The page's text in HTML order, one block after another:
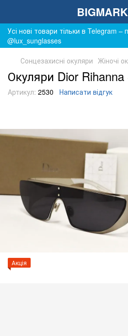
Усі нові товари тільки в Telegram –
@lux_sunglasses
Сонцезахисні окуляри Жіночі
Окуляри Dior Rihanna
Артикул: 2530 Написати відгук
Акція